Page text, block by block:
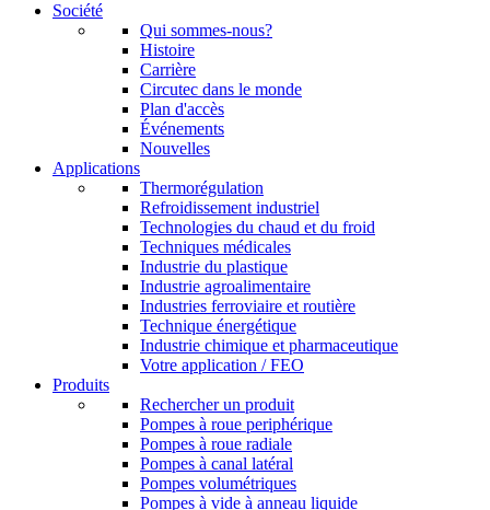
Société
Qui sommes-nous?
Histoire
Carrière
Circutec dans le monde
Plan d'accès
Événements
Nouvelles
Applications
Thermorégulation
Refroidissement industriel
Technologies du chaud et du froid
Techniques médicales
Industrie du plastique
Industrie agroalimentaire
Industries ferroviaire et routière
Technique énergétique
Industrie chimique et pharmaceutique
Votre application / FEO
Produits
Rechercher un produit
Pompes à roue periphérique
Pompes à roue radiale
Pompes à canal latéral
Pompes volumétriques
Pompes à vide à anneau liquide